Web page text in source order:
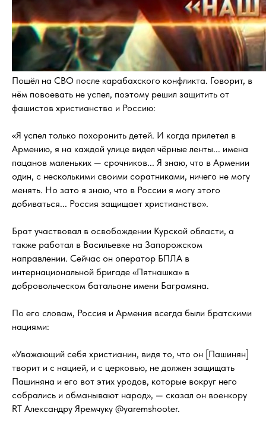
Пошёл на СВО после карабахского конфликта. Говорит, в
нём повоевать не успел, поэтому решил защитить от
фашистов христианство и Россию:
«Я успел только похоронить детей. И когда прилетел в
Армению, я на каждой улице видел чёрные ленты... имена
пацанов маленьких — срочников... Я знаю, что в Армении
один, с несколькими своими соратниками, ничего не могу
менять. Но зато я знаю, что в России я могу этого
добиваться... Россия защищает христианство».
Брат участвовал в освобождении Курской области, а
также работал в Васильевке на Запорожском
направлении. Сейчас он оператор БПЛА в
интернациональной бригаде «Пятнашка» в
добровольческом батальоне имени Баграмяна.
По его словам, Россия и Армения всегда были братскими
нациями:
«Уважающий себя христианин, видя то, что он [Пашинян]
творит и с нацией, и с церковью, не должен защищать
Пашиняна и его вот этих уродов, которые вокруг него
собрались и обманывают народ», — сказал он военкору
RT Александру Яремчуку @yaremshooter.